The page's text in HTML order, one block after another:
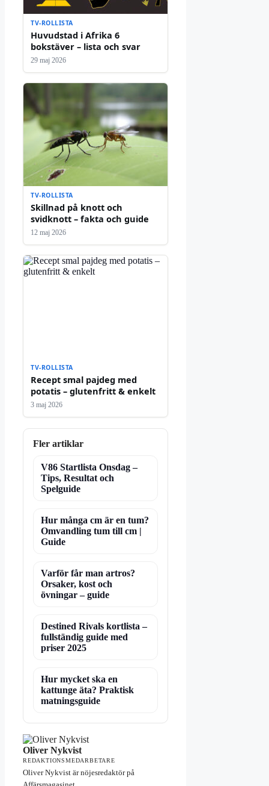
TV-ROLLISTA
Huvudstad i Afrika 6
bokstäver – lista och svar
29 maj 2026
TV-ROLLISTA
Skillnad på knott och
svidknott – fakta och guide
12 maj 2026
TV-ROLLISTA
Recept smal pajdeg med
potatis – glutenfritt & enkelt
3 maj 2026
Fler artiklar
V86 Startlista Onsdag –
Tips, Resultat och
Spelguide
Hur många cm är en tum?
Omvandling tum till cm |
Guide
Varför får man artros?
Orsaker, kost och
övningar – guide
Destined Rivals kortlista –
fullständig guide med
priser 2025
Hur mycket ska en
kattunge äta? Praktisk
matningsguide
Oliver Nykvist
REDAKTIONSMEDARBETARE
Oliver Nykvist är nöjesredaktör på